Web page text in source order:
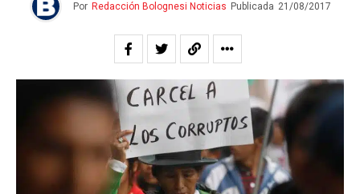
Por Redacción Bolognesi Noticias Publicada 21/08/2017